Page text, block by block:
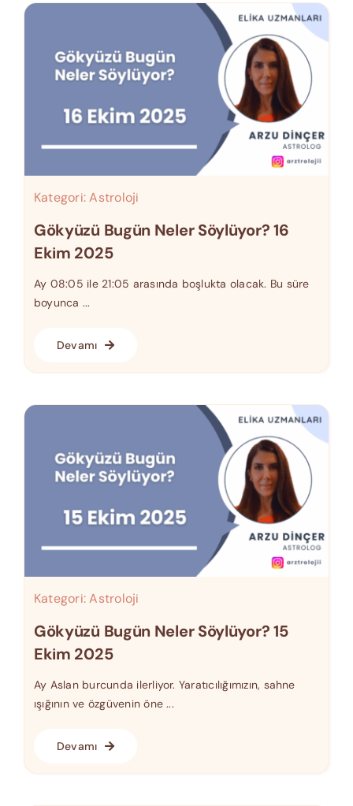
Kategori:Astroloji
Gökyüzü Bugün Neler Söylüyor? 16
Ekim 2025
Ay 08:05 ile 21:05 arasında boşlukta olacak. Bu süre
boyunca ...
Devamı
Kategori:Astroloji
Gökyüzü Bugün Neler Söylüyor? 15
Ekim 2025
Ay Aslan burcunda ilerliyor. Yaratıcılığımızın, sahne
ışığının ve özgüvenin öne ...
Devamı